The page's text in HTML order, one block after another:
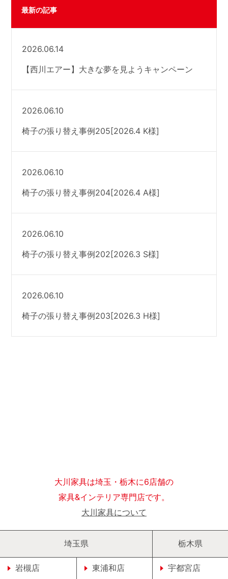
最新の記事
2026.06.14
【西川エアー】大きな夢を見ようキャンペーン
2026.06.10
椅子の張り替え事例205[2026.4 K様]
2026.06.10
椅子の張り替え事例204[2026.4 A様]
2026.06.10
椅子の張り替え事例202[2026.3 S様]
2026.06.10
椅子の張り替え事例203[2026.3 H様]
大川家具は埼玉・栃木に6店舗の
家具&インテリア専門店です。
大川家具について
埼玉県
岩槻店 東浦和店
栃木県
宇都宮店